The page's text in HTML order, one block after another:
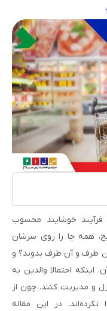
فرآیند خوشایند محسوب
همه جا را روی سرشان
طرف و آن طرف بدوند؟ و
اینکه احتمالا والدین به
و مدیریت کنند. چون از
در این مقاله